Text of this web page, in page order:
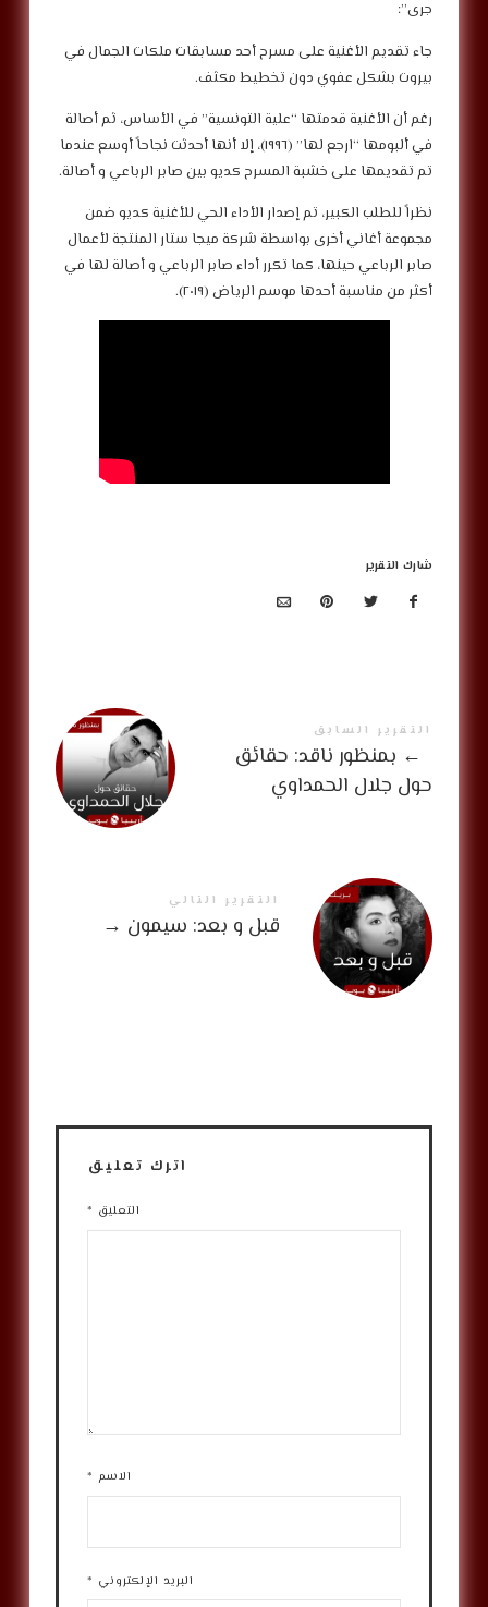
جرى”:
‎جاء تقديم الأغنية على مسرح أحد مسابقات ملكات الجمال في
بيروت بشكل عفوي دون تخطيط مكثف.
‎رغم أن الأغنية قدمتها “علية التونسية” في الأساس، ثم أصالة
في ألبومها “ارجع لها” (١٩٩٦)، إلا أنها أحدثت نجاحاً أوسع عندما
تم تقديمها على خشبة المسرح كديو بين صابر الرباعي و أصالة.
‎نظراً للطلب الكبير، تم إصدار الأداء الحي للأغنية كديو ضمن
مجموعة أغاني أخرى بواسطة شركة ميجا ستار المنتجة لأعمال
صابر الرباعي حينها، كما تكرر أداء صابر الرباعي و أصالة لها في
أكثر من مناسبة أحدها موسم الرياض (٢٠١٩).
شارك التقرير
التقرير السابق
← بمنظور ناقد: حقائق
حول جلال الحمداوي
التقرير التالي
قبل و بعد: سيمون →
اترك تعليق
التعليق *
الاسم *
البريد الإلكتروني *